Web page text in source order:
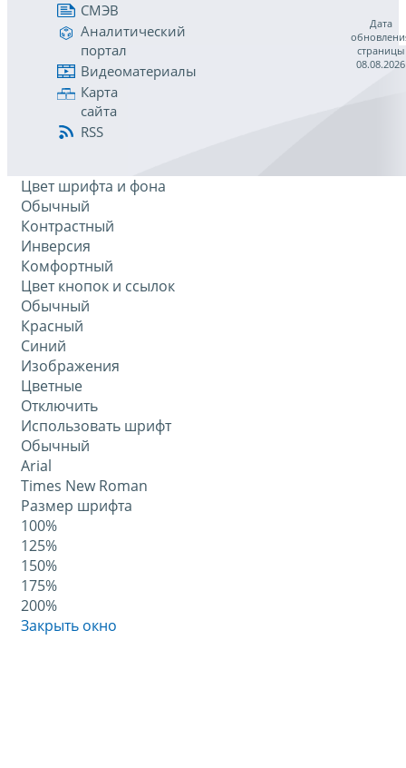
СМЭВ
Аналитический
портал
Видеоматериалы
Карта
сайта
RSS
Дата
страницы
08.08.2026
Цвет шрифта и фона
Обычный
Контрастный
Инверсия
Комфортный
Цвет кнопок и ссылок
Обычный
Красный
Синий
Изображения
Цветные
Отключить
Использовать шрифт
Обычный
Arial
Times New Roman
Размер шрифта
100%
125%
150%
175%
200%
Закрыть окно